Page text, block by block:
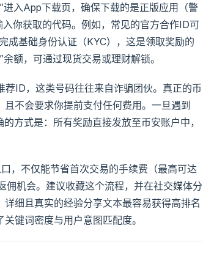
入App下载页，确保下载的是正版应用（警
你获取的代码。例如，常见的官方合作ID可
成基础身份认证（KYC），这是领取奖励的
额，可通过现货交易或理财解锁。
ID，这类号码往往来自诈骗团伙。真正的币
不会要求你提前支付任何费用。一旦遇到
方式是：所有奖励直接发放至币安账户中，
，不仅能节省首次交易的手续费（最高可达
机会。建议收藏这个流程，并在社交媒体分
细且真实的经验分享文本最容易获得高排名
键词密度与用户意图匹配度。